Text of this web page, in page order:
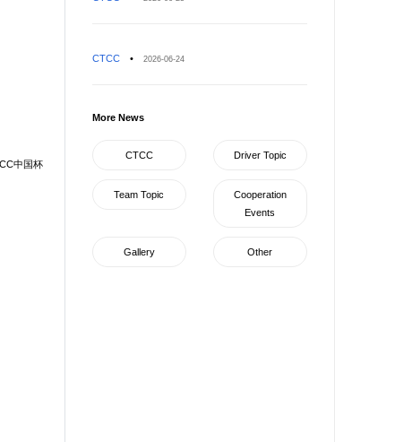
中国杯
CTCC • 2026-06-24
More News
CTCC Driver Topic
Team Topic
Cooperation
Events
Gallery Other